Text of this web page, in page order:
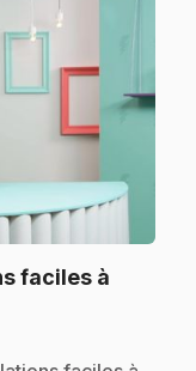
faciles à